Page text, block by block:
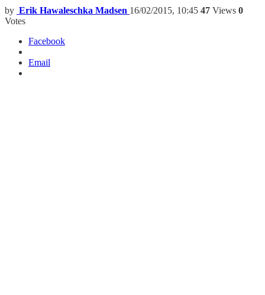
by Erik Hawaleschka Madsen 16/02/2015, 10:45 47 Views 0
Votes
Facebook
Email